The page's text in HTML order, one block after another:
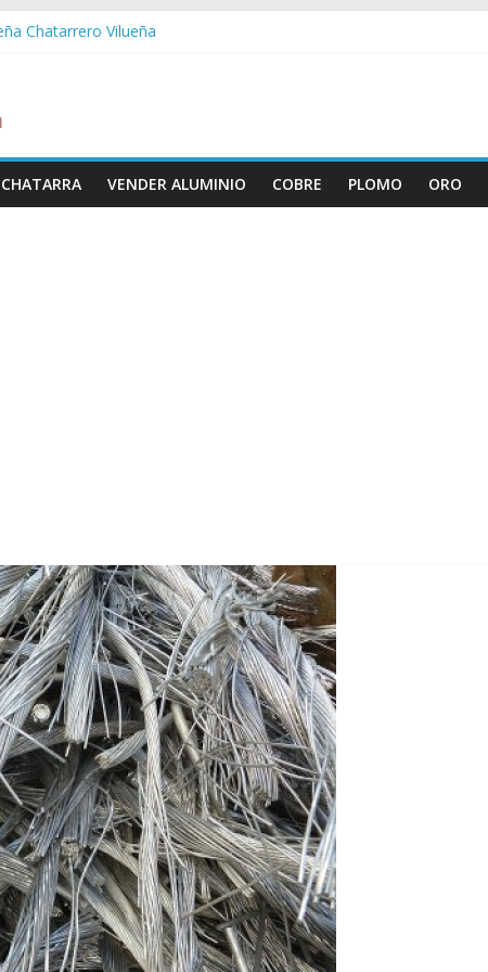
Chatarrero Vilueña
Chatarrero Zaida
Chatarrero Vistabella
VENDER ALUMINIO COBRE PLOMO ORO